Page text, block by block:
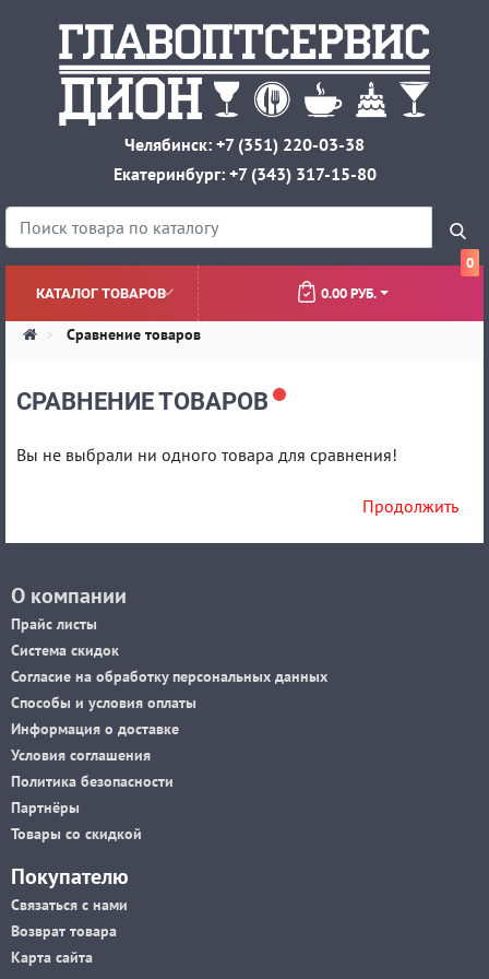
Челябинск: +7 (351) 220-03-38
Екатеринбург: +7 (343) 317-15-80
КАТАЛОГ ТОВАРОВ
0
0.00 РУБ.
Сравнение товаров
СРАВНЕНИЕ ТОВАРОВ
Вы не выбрали ни одного товара для сравнения!
Продолжить
О компании
Прайс листы
Система скидок
Согласие на обработку персональных данных
Способы и условия оплаты
Информация о доставке
Условия соглашения
Политика безопасности
Партнёры
Товары со скидкой
Покупателю
Связаться с нами
Возврат товара
Карта сайта